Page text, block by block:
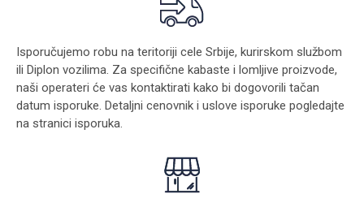
Isporučujemo robu na teritoriji cele Srbije, kurirskom službom
ili Diplon vozilima. Za specifične kabaste i lomljive proizvode,
naši operateri će vas kontaktirati kako bi dogovorili tačan
datum isporuke. Detaljni cenovnik i uslove isporuke pogledajte
na stranici isporuka.